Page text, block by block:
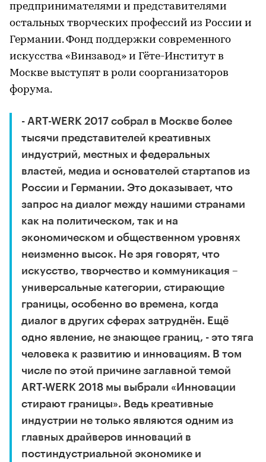
предпринимателями и представителями
остальных творческих профессий из России и
Германии. Фонд поддержки современного
искусства «Винзавод» и Гёте-Институт в
Москве выступят в роли соорганизаторов
форума.
- ART-WERK 2017 собрал в Москве более
тысячи представителей креативных
индустрий, местных и федеральных
властей, медиа и основателей стартапов из
России и Германии. Это доказывает, что
запрос на диалог между нашими странами
как на политическом, так и на
экономическом и общественном уровнях
неизменно высок. Не зря говорят, что
искусство, творчество и коммуникация –
универсальные категории, стирающие
границы, особенно во времена, когда
диалог в других сферах затруднён. Ещё
одно явление, не знающее границ, - это тяга
человека к развитию и инновациям. В том
числе по этой причине заглавной темой
ART-WERK 2018 мы выбрали «Инновации
стирают границы». Ведь креативные
индустрии не только являются одним из
главных драйверов инноваций в
постиндустриальной экономике и